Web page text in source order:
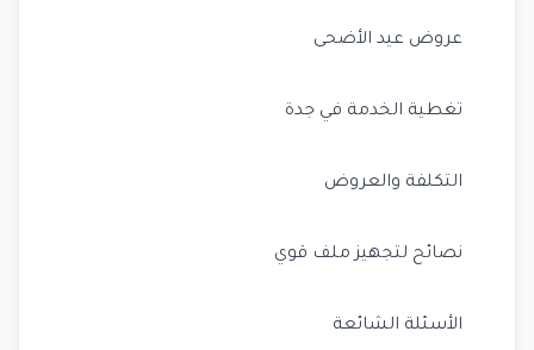
عروض عيد الأضحى
تغطية الخدمة في جدة
التكلفة والعروض
نصائح لتجهيز ملف قوي
الأسئلة الشائعة